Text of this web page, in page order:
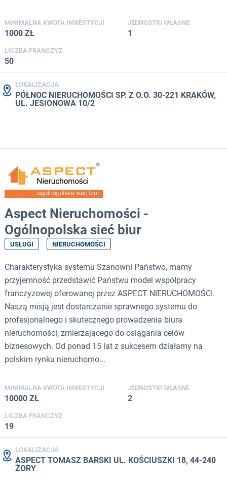
MINIMALNA KWOTA INWESTYCJI
1000 ZŁ
JEDNOSTKI WŁASNE
1
LICZBA FRANCZYZ
50
LOKALIZACJA
PÓŁNOC NIERUCHOMOŚCI SP. Z O.O. 30-221 KRAKÓW,
UL. JESIONOWA 10/2
Aspect Nieruchomości -
Ogólnopolska sieć biur
USŁUGI NIERUCHOMOŚCI
Charakterystyka systemu Szanowni Państwo, mamy
przyjemność przedstawić Państwu model współpracy
franczyzowej oferowanej przez ASPECT NIERUCHOMOŚCI.
Naszą misją jest dostarczanie sprawnego systemu do
profesjonalnego i skutecznego prowadzenia biura
nieruchomości, zmierzającego do osiągania celów
biznesowych. Od ponad 15 lat z sukcesem działamy na
polskim rynku nieruchomo...
MINIMALNA KWOTA INWESTYCJI
10000 ZŁ
JEDNOSTKI WŁASNE
2
LICZBA FRANCZYZ
19
LOKALIZACJA
ASPECT TOMASZ BARSKI UL. KOŚCIUSZKI 18, 44-240
ŻORY